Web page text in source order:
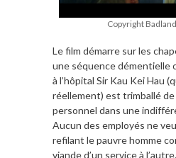
Copyright
Le film démarre sur les
une séquence démentielle
à l’hôpital Sir Kau Kei Hau
réellement) est trimballé
personnel dans une
Aucun des employés ne
refilant le pauvre homme
viande d’un service à